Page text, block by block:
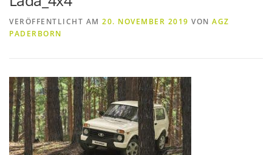
VERÖFFENTLICHT AM 20. NOVEMBER 2019 VON AGZ
PADERBORN